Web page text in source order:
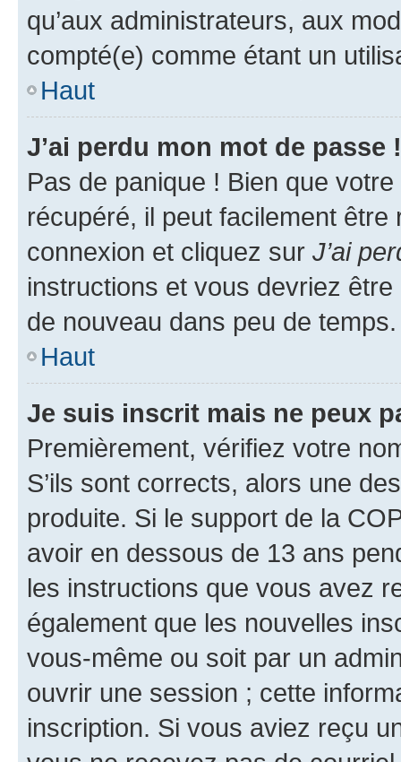
qu’aux administrateurs, aux
compté(e) comme étant un
Haut
J’ai perdu mon mot de passe !
Pas de panique ! Bien que
récupéré, il peut facilement
connexion et cliquez sur J’ai
instructions et vous devriez
de nouveau dans peu de temps.
Haut
Je suis inscrit mais ne peux
Premièrement, vérifiez votre
S’ils sont corrects, alors une
produite. Si le support de la
avoir en dessous de 13 ans
les instructions que vous avez
également que les nouvelles
vous-même ou soit par un
ouvrir une session ; cette
inscription. Si vous aviez reçu